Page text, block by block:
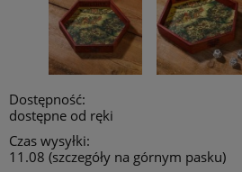
Dostępność:
dostępne od ręki
Czas wysyłki:
11.08 (szczegóły na górnym pasku)